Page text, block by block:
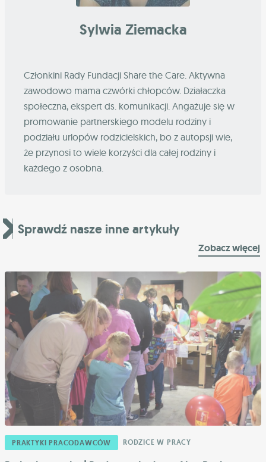
Sylwia Ziemacka
Członkini Rady Fundacji Share the Care. Aktywna
zawodowo mama czwórki chłopców. Działaczka
społeczna, ekspert ds. komunikacji. Angażuje się w
promowanie partnerskiego modelu rodziny i
podziału urlopów rodzicielskich, bo z autopsji wie,
że przynosi to wiele korzyści dla całej rodziny i
każdego z osobna.
Sprawdź nasze inne artykuły
Zobacz więcej
PRAKTYKI PRACODAWCÓW RODZICE W PRACY